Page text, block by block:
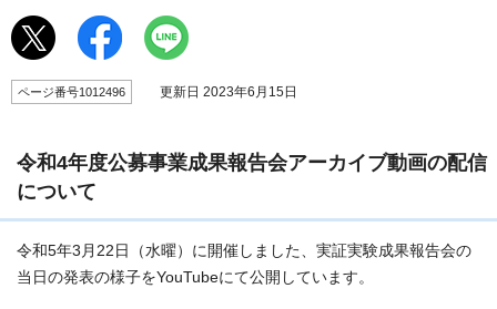
ページ番号1012496 更新日 2023年6月15日
令和4年度公募事業成果報告会アーカイブ動画の配信
について
令和5年3月22日（水曜）に開催しました、実証実験成果報告会の
当日の発表の様子をYouTubeにて公開しています。